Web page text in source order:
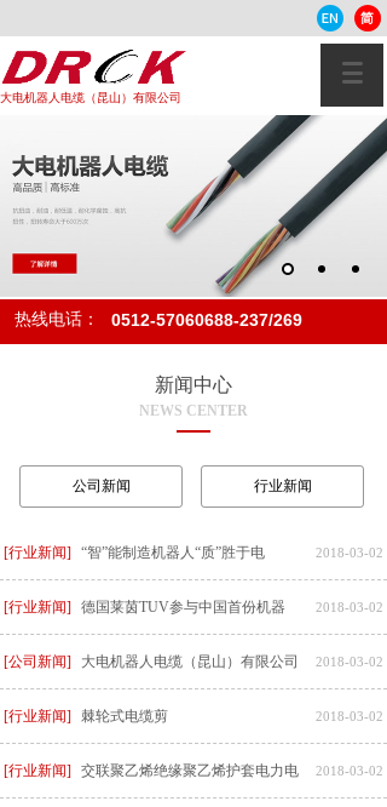
大电机器人电缆（昆山）有限公司
0512-57060688-237/269
热线电话：
NEWS CENTER
新闻中心
行业新闻
公司新闻
[行业新闻] “智”能制造机器人“质”胜于电 2018-03-02
[行业新闻] 德国莱茵TUV参与中国首份机器 2018-03-02
[公司新闻] 大电机器人电缆（昆山）有限公司 2018-03-02
[行业新闻] 棘轮式电缆剪 2018-03-02
[行业新闻] 交联聚乙烯绝缘聚乙烯护套电力电 2018-03-02